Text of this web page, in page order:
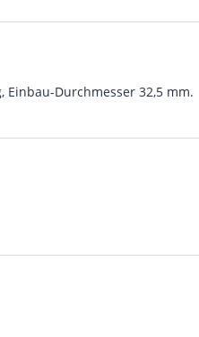
Durchmesser 32,5 mm.